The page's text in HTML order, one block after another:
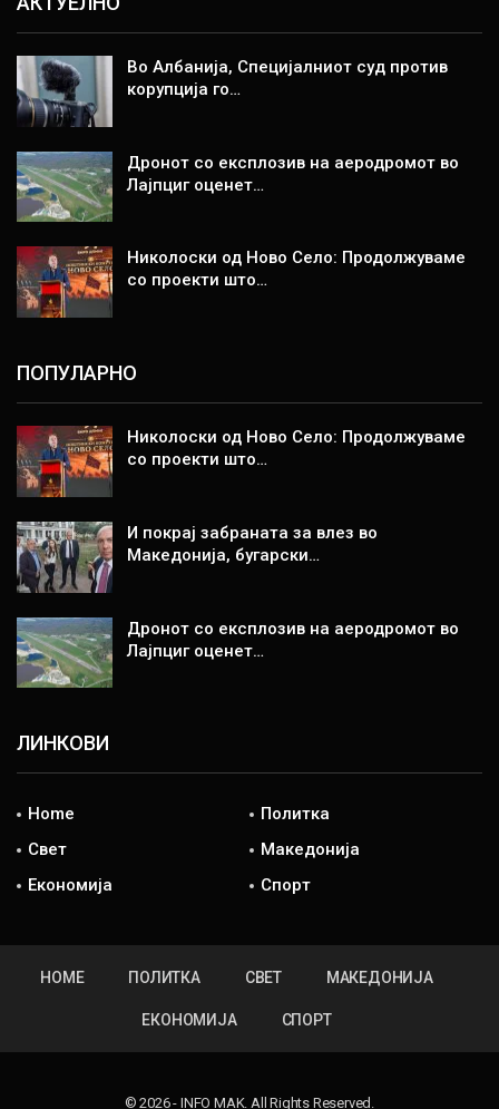
Во Албанија, Специјалниот суд против
корупција го…
Дронот со експлозив на аеродромот во
Лајпциг оценет…
Николоски од Ново Село: Продолжуваме
со проекти што…
ПОПУЛАРНО
Николоски од Ново Село: Продолжуваме
со проекти што…
И покрај забраната за влез во
Македонија, бугарски…
Дронот со експлозив на аеродромот во
Лајпциг оценет…
ЛИНКОВИ
Home
Политка
Свет
Македонија
Економија
Спорт
HOME ПОЛИТКА СВЕТ МАКЕДОНИЈА
ЕКОНОМИЈА СПОРТ
© 2026 - INFO MAK. All Rights Reserved.